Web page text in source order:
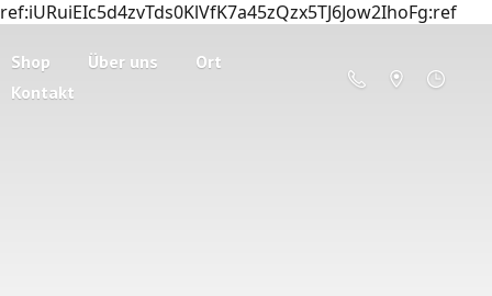
ref:iURuiEIc5d4zvTds0KlVfK7a45zQzx5TJ6Jow2IhoFg:ref
Shop Über uns
Ort
Kontakt